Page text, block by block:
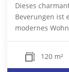
Dieses
Beverungen ist
modernes
120 m²